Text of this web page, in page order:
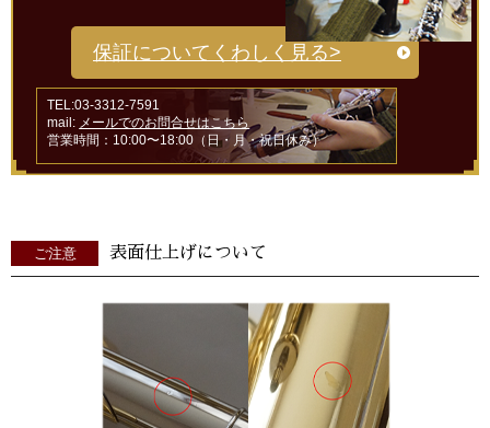
保証についてくわしく見る>
TEL:03-3312-7591
mail: メールでのお問合せはこちら
営業時間：10:00〜18:00（日・月・祝日休み）
ご注意 表面仕上げについて